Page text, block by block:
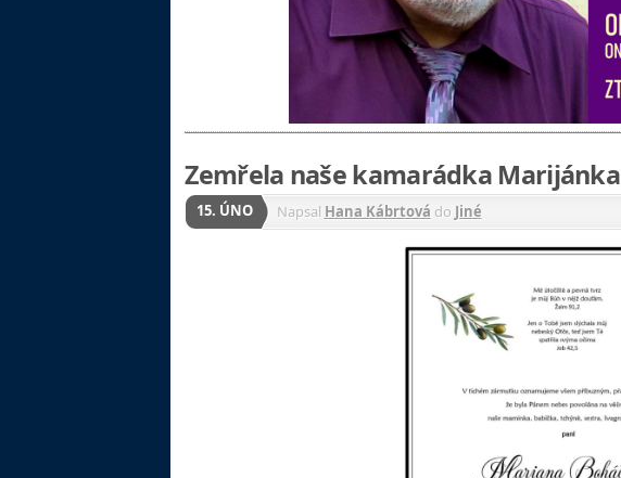
Zemřela naše kamarádka Marijánka
15. ÚNO Napsal Hana Kábrtová do Jiné